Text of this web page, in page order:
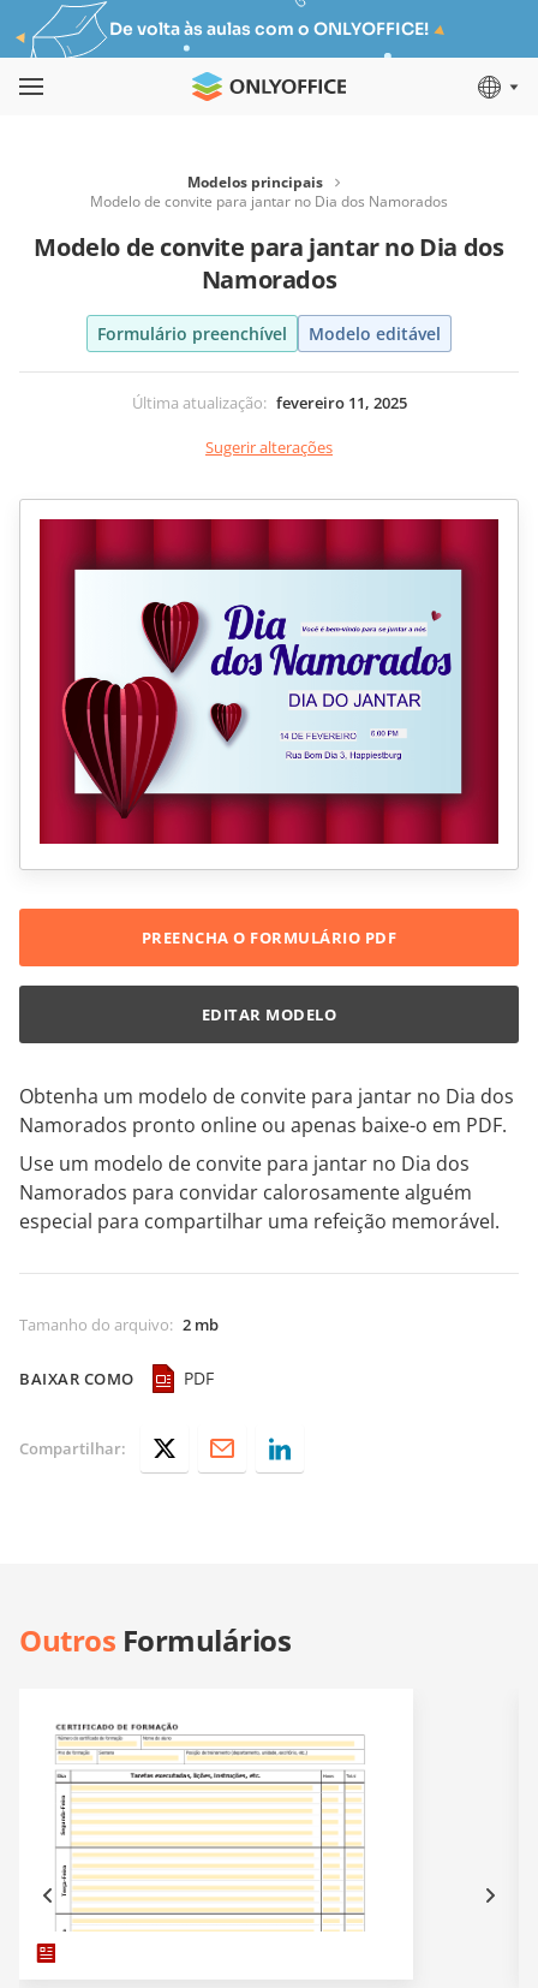
De volta às aulas com o ONLYOFFICE!
Modelos principais
Modelo de convite para jantar no Dia dos Namorados
Modelo de convite para jantar no Dia dos
Namorados
Formulário preenchível Modelo editável
Última atualização: fevereiro 11, 2025
Sugerir alterações
Obtenha um modelo de convite para jantar no Dia dos
Namorados pronto online ou apenas baixe-o em PDF.
Use um modelo de convite para jantar no Dia dos
Namorados para convidar calorosamente alguém
especial para compartilhar uma refeição memorável.
Tamanho do arquivo: 2 mb
BAIXAR COMO PDF
PREENCHA O FORMULÁRIO PDF
EDITAR MODELO
Compartilhar:
Outros Formulários